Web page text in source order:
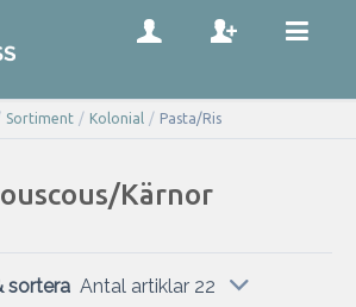
Sortiment / Kolonial / Pasta/Ris
Kärnor
sortera Antal artiklar 22